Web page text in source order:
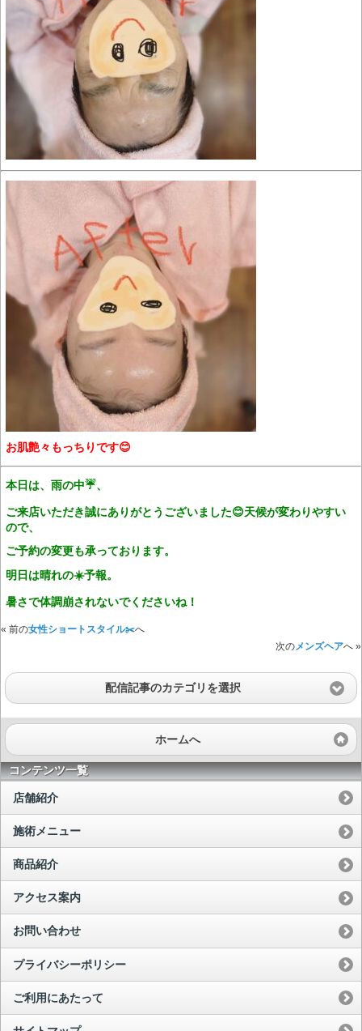
お肌艶々もっちりです😊
本日は、雨の中☔️、
ご来店いただき誠にありがとうございました😊天候が変わりやすい
ので、
ご予約の変更も承っております。
明日は晴れの☀️予報。
暑さで体調崩されないでくださいね！
« 前の女性ショートスタイル✂️へ
次の メンズヘアへ »
配信記事のカテゴリを選択
ホームへ
コンテンツ一覧
店舗紹介
施術メニュー
商品紹介
アクセス案内
お問い合わせ
プライバシーポリシー
ご利用にあたって